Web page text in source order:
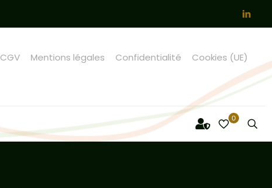
CGV Mentions légales Confidentialité Cookies (UE)
0